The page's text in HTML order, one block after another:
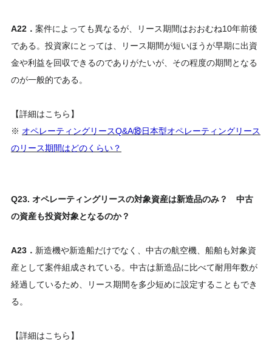
A22． 案件によっても異なるが、リース期間はおおむね10年前後
である。投資家にとっては、リース期間が短いほうが早期に出資
金や利益を回収できるのでありがたいが、その程度の期間となる
のが一般的である。
【詳細はこちら】
※ オペレーティングリースQ&A⑱日本型オペレーティングリース
のリース期間はどのくらい？
Q23. オペレーティングリースの対象資産は新造品のみ？ 中古
の資産も投資対象となるのか？
A23． 新造機や新造船だけでなく、中古の航空機、船舶も対象資
産として案件組成されている。中古は新造品に比べて耐用年数が
経過しているため、リース期間を多少短めに設定することもでき
る。
【詳細はこちら】